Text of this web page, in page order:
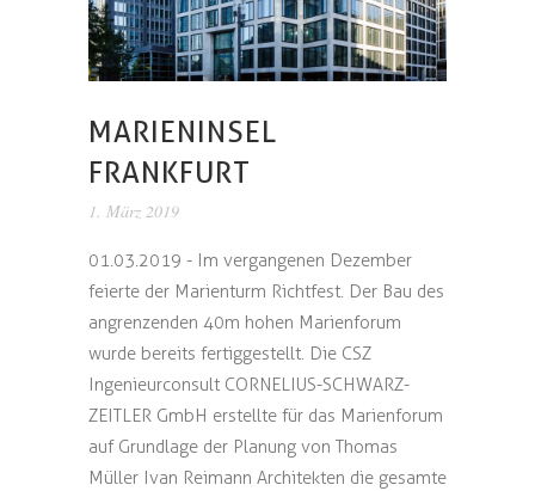
MARIENINSEL
FRANKFURT
1. März 2019
01.03.2019 - Im vergangenen Dezember
feierte der Marienturm Richtfest. Der Bau des
angrenzenden 40m hohen Marienforum
wurde bereits fertiggestellt. Die CSZ
Ingenieurconsult CORNELIUS-SCHWARZ-
ZEITLER GmbH erstellte für das Marienforum
auf Grundlage der Planung von Thomas
Müller Ivan Reimann Architekten die gesamte